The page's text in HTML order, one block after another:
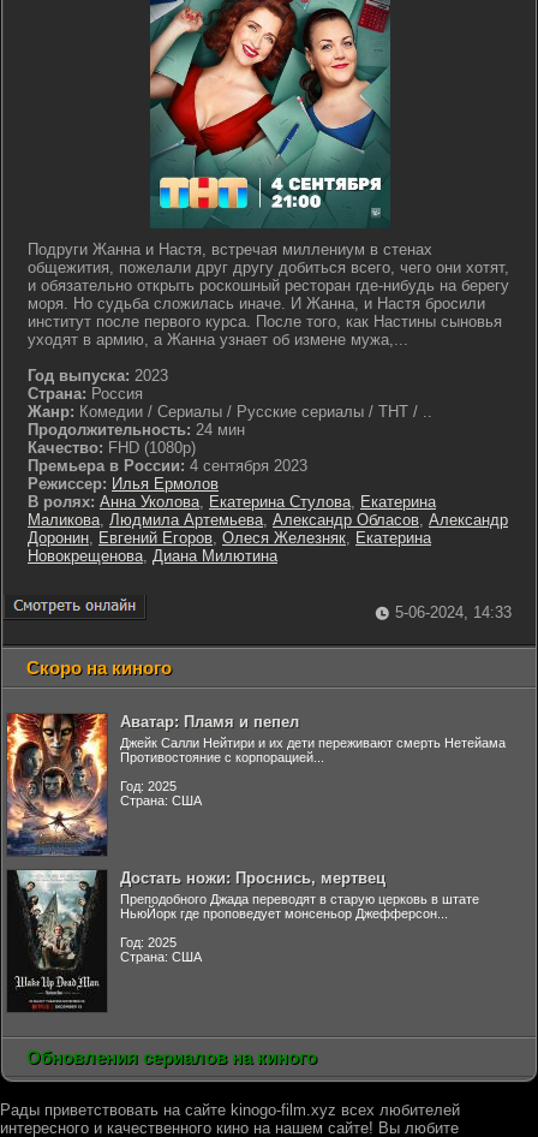
Подруги Жанна и Настя, встречая миллениум в стенах
общежития, пожелали друг другу добиться всего, чего они хотят,
и обязательно открыть роскошный ресторан где-нибудь на берегу
моря. Но судьба сложилась иначе. И Жанна, и Настя бросили
институт после первого курса. После того, как Настины сыновья
уходят в армию, а Жанна узнает об измене мужа,...
Год выпуска: 2023
Страна: Россия
Жанр: Комедии / Сериалы / Русские сериалы / ТНТ / ..
Продолжительность: 24 мин
Качество: FHD (1080p)
Премьера в России: 4 сентября 2023
Режиссер: Илья Ермолов
В ролях: Анна Уколова, Екатерина Стулова, Екатерина
Маликова, Людмила Артемьева, Александр Обласов, Александр
Доронин, Евгений Егоров, Олеся Железняк, Екатерина
Новокрещенова, Диана Милютина
5-06-2024, 14:33
Скоро на киного
Аватар: Пламя и пепел
Джейк Салли Нейтири и их дети переживают смерть Нетейама
Противостояние с корпорацией...
Год: 2025
Страна: США
Достать ножи: Проснись, мертвец
Преподобного Джада переводят в старую церковь в штате
НьюЙорк где проповедует монсеньор Джефферсон...
Год: 2025
Страна: США
Обновления сериалов на киного
Рады приветствовать на сайте kinogo-film.xyz всех любителей
интересного и качественного кино на нашем сайте! Вы любите